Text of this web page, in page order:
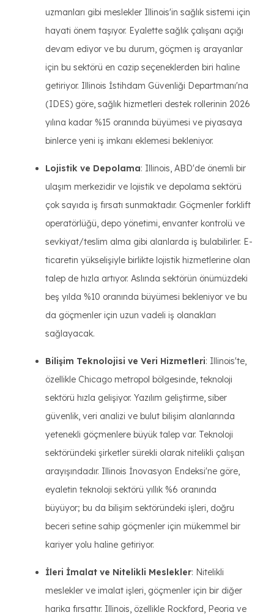
uzmanları gibi meslekler Illinois'in sağlık sistemi için
hayati önem taşıyor. Eyalette sağlık çalışanı açığı
devam ediyor ve bu durum, göçmen iş arayanlar
için bu sektörü en cazip seçeneklerden biri haline
getiriyor. Illinois İstihdam Güvenliği Departmanı'na
(IDES) göre, sağlık hizmetleri destek rollerinin 2026
yılına kadar %15 oranında büyümesi ve piyasaya
binlerce yeni iş imkanı eklemesi bekleniyor.
Lojistik ve Depolama: Illinois, ABD'de önemli bir
ulaşım merkezidir ve lojistik ve depolama sektörü
çok sayıda iş fırsatı sunmaktadır. Göçmenler forklift
operatörlüğü, depo yönetimi, envanter kontrolü ve
sevkiyat/teslim alma gibi alanlarda iş bulabilirler. E-
ticaretin yükselişiyle birlikte lojistik hizmetlerine olan
talep de hızla artıyor. Aslında sektörün önümüzdeki
beş yılda %10 oranında büyümesi bekleniyor ve bu
da göçmenler için uzun vadeli iş olanakları
sağlayacak.
Bilişim Teknolojisi ve Veri Hizmetleri: Illinois'te,
özellikle Chicago metropol bölgesinde, teknoloji
sektörü hızla gelişiyor. Yazılım geliştirme, siber
güvenlik, veri analizi ve bulut bilişim alanlarında
yetenekli göçmenlere büyük talep var. Teknoloji
sektöründeki şirketler sürekli olarak nitelikli çalışan
arayışındadır. Illinois İnovasyon Endeksi'ne göre,
eyaletin teknoloji sektörü yıllık %6 oranında
büyüyor; bu da bilişim sektöründeki işleri, doğru
beceri setine sahip göçmenler için mükemmel bir
kariyer yolu haline getiriyor.
İleri İmalat ve Nitelikli Meslekler: Nitelikli
meslekler ve imalat işleri, göçmenler için bir diğer
harika fırsattır. Illinois, özellikle Rockford, Peoria ve